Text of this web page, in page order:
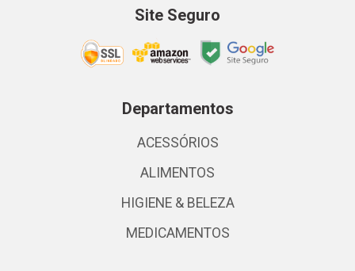
Site Seguro
Departamentos
ACESSÓRIOS
ALIMENTOS
HIGIENE & BELEZA
MEDICAMENTOS